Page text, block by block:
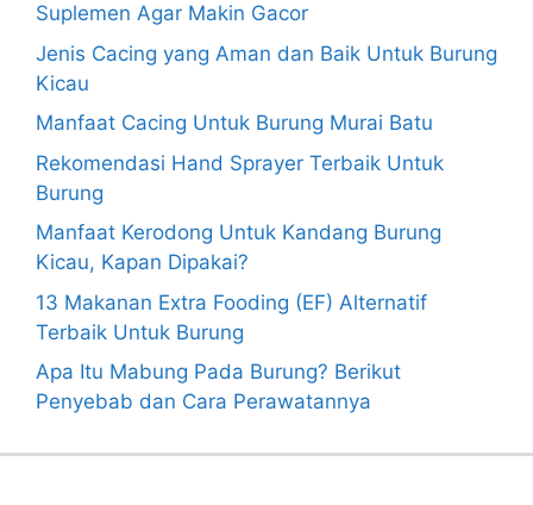
Suplemen Agar Makin Gacor
Jenis Cacing yang Aman dan Baik Untuk Burung
Kicau
Manfaat Cacing Untuk Burung Murai Batu
Rekomendasi Hand Sprayer Terbaik Untuk
Burung
Manfaat Kerodong Untuk Kandang Burung
Kicau, Kapan Dipakai?
13 Makanan Extra Fooding (EF) Alternatif
Terbaik Untuk Burung
Apa Itu Mabung Pada Burung? Berikut
Penyebab dan Cara Perawatannya